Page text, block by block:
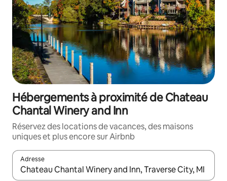
Hébergements à proximité de Chateau
Chantal Winery and Inn
Réservez des locations de vacances, des maisons
uniques et plus encore sur Airbnb
Adresse
Lorsque les résultats s'affichent, utilisez les flèches vers le